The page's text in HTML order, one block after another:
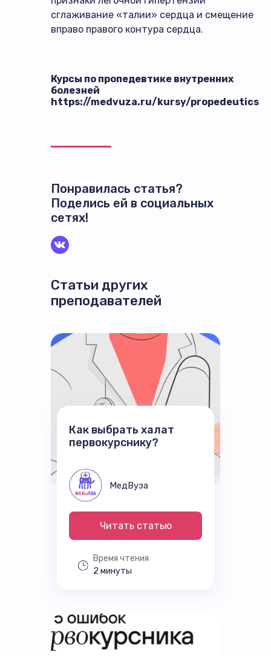
сглаживание «талии» сердца и смещение
вправо правого контура сердца.
Курсы по пропедевтике внутренних
болезней
https://medvuza.ru/kursy/propedeutics
Понравилась статья?
Поделись ей в социальных
сетях!
Статьи других
преподавателей
Как выбрать халат
первокурснику?
МедВуза
Читать статью
Время чтения
2 минуты